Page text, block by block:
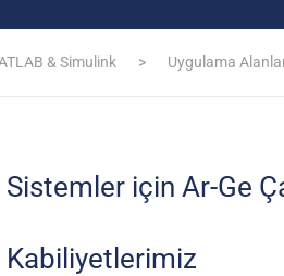
& Simulink Uygulama
için Ar-Ge
Kabiliyetlerimiz